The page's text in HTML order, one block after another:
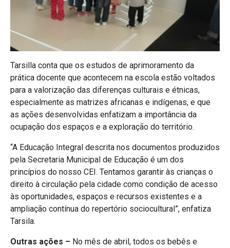
Tarsilla conta que os estudos de aprimoramento da
prática docente que acontecem na escola estão voltados
para a valorização das diferenças culturais e étnicas,
especialmente as matrizes africanas e indígenas, e que
as ações desenvolvidas enfatizam a importância da
ocupação dos espaços e a exploração do território.
“A Educação Integral descrita nos documentos produzidos
pela Secretaria Municipal de Educação é um dos
princípios do nosso CEI. Tentamos garantir às crianças o
direito à circulação pela cidade como condição de acesso
às oportunidades, espaços e recursos existentes e a
ampliação contínua do repertório sociocultural”, enfatiza
Tarsila.
Outras ações – No mês de abril, todos os bebês e